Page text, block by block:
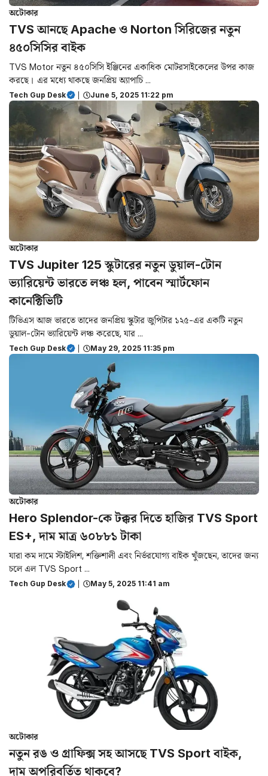
অটোকার
TVS আনছে Apache ও Norton সিরিজের নতুন
৪৫০সিসির বাইক
TVS Motor নতুন ৪৫০সিসি ইঞ্জিনের একাধিক মোটরসাইকেলের উপর কাজ
করছে। এর মধ্যে থাকছে জনপ্রিয় অ্যাপাচি ...
Tech Gup Desk June 5, 2025 11:22 pm
অটোকার
TVS Jupiter 125 স্কুটারের নতুন ডুয়াল-টোন
ভ্যারিয়েন্ট ভারতে লঞ্চ হল, পাবেন স্মার্টফোন
কানেক্টিভিটি
টিভিএস আজ ভারতে তাদের জনপ্রিয় স্কুটার জুপিটার ১২৫-এর একটি নতুন
ডুয়াল-টোন ভ্যারিয়েন্ট লঞ্চ করেছে, যার ...
Tech Gup Desk May 29, 2025 11:35 pm
অটোকার
Hero Splendor-কে টক্কর দিতে হাজির TVS Sport
ES+, দাম মাত্র ৬০৮৮১ টাকা
যারা কম দামে স্টাইলিশ, শক্তিশালী এবং নির্ভরযোগ্য বাইক খুঁজছেন, তাদের জন্য
চলে এল TVS Sport ...
Tech Gup Desk May 5, 2025 11:41 am
অটোকার
নতুন রঙ ও গ্রাফিক্স সহ আসছে TVS Sport বাইক,
দাম অপরিবর্তিত থাকবে?